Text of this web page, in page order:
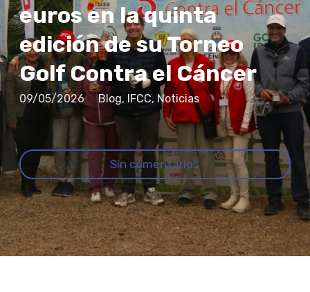
euros en la quinta
edición de su Torneo
Golf Contra el Cáncer
09/05/2026 Blog, IFCC, Noticias
Sin comentarios